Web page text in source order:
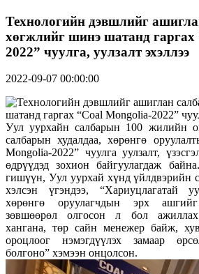
Технологийн дэвшлийг
хөгжлийг шинэ шатанд
2022” чуулга, уулзалт эхэллээ
2022-09-07 00:00:00
Уул уурхайн салбарын 100 жилийн
салбарын худалдаа, хөрөнгө
Mongolia-2022” чуулга уулзалт,
өдрүүдэд зохион байгуулагдаж
гишүүн, Уул уурхай хүнд үйлдвэрийн
хэлсэн үгэндээ, “Хариуцлагатай
хөрөнгө оруулагчдын эрх
зөвшөөрөл олгосон л бол
хангана, төр сайн менежер байж,
ороцлоог нэмэгдүүлэх замаар
болгоно” хэмээн онцолсон.